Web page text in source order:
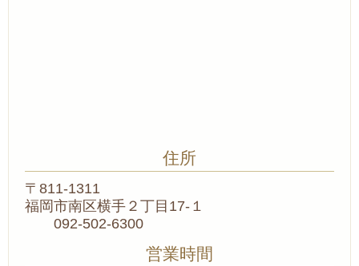
住所
〒811-1311
福岡市南区横手２丁目17-１
092-502-6300
営業時間